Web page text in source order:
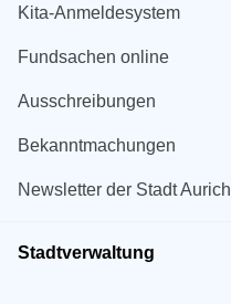
Kita-Anmeldesystem
Fundsachen online
Ausschreibungen
Bekanntmachungen
Newsletter der Stadt Aurich
Stadtverwaltung